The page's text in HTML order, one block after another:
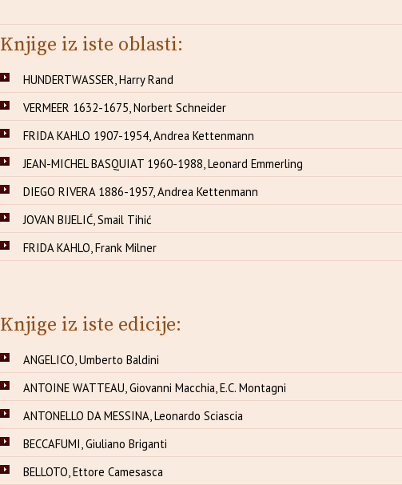
Knjige iz iste oblasti:
HUNDERTWASSER, Harry Rand
VERMEER 1632-1675, Norbert Schneider
FRIDA KAHLO 1907-1954, Andrea Kettenmann
JEAN-MICHEL BASQUIAT 1960-1988, Leonard Emmerling
DIEGO RIVERA 1886-1957, Andrea Kettenmann
JOVAN BIJELIĆ, Smail Tihić
FRIDA KAHLO, Frank Milner
Knjige iz iste edicije:
ANGELICO, Umberto Baldini
ANTOINE WATTEAU, Giovanni Macchia, E.C. Montagni
ANTONELLO DA MESSINA, Leonardo Sciascia
BECCAFUMI, Giuliano Briganti
BELLOTO, Ettore Camesasca